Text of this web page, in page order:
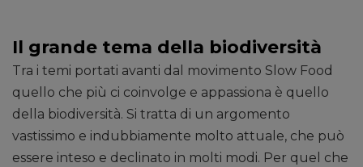
Il grande tema della biodiversità
Tra i temi portati avanti dal movimento Slow Food
quello che più ci coinvolge e appassiona è quello
della biodiversità. Si tratta di un argomento
vastissimo e indubbiamente molto attuale, che può
essere inteso e declinato in molti modi. Per quel che